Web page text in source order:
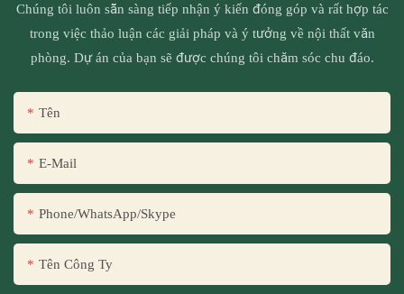
Chúng tôi luôn sẵn sàng tiếp nhận ý kiến ​​đóng góp và rất hợp tác
trong việc thảo luận các giải pháp và ý tưởng về nội thất văn
phòng. Dự án của bạn sẽ được chúng tôi chăm sóc chu đáo.
Tên
E-Mail
Phone/WhatsApp/Skype
Tên Công Ty